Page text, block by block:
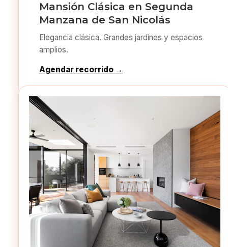
Mansión Clásica en Segunda
Manzana de San Nicolás
Elegancia clásica. Grandes jardines y espacios
amplios.
Agendar recorrido →